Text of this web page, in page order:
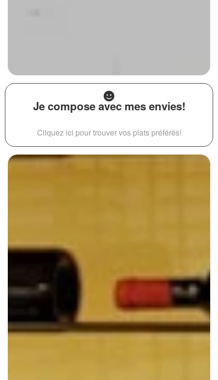
Je compose avec mes envies!
Cliquez ici pour trouver vos plats préférés!